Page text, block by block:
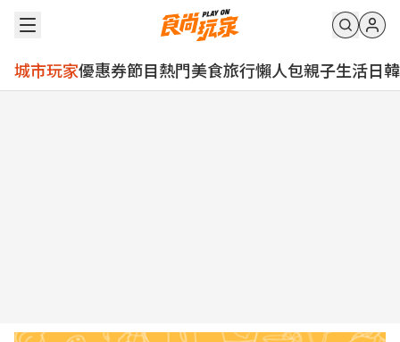
城市玩家優惠券節目熱門美食旅行懶人包親子生活日韓